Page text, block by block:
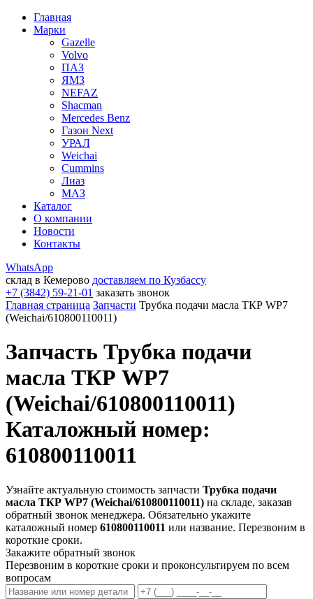
Главная
Марки
Gazelle
Volvo
ПАЗ
ЯМЗ
NEFAZ
Shacman
Mercedes Benz
Газон Next
УРАЛ
Weichai
Cummins
Лиаз
МАЗ
Каталог
О компании
Новости
Контакты
WhatsApp
склад в Кемерово доставляем по Кузбассу
+7 (3842) 59-21-01 заказать звонок
Главная страница Запчасти Трубка подачи масла ТКР WP7
(Weichai/610800110011)
Запчасть Трубка подачи
масла ТКР WP7
(Weichai/610800110011)
Каталожный номер:
610800110011
Узнайте актуальную стоимость запчасти Трубка подачи
масла ТКР WP7 (Weichai/610800110011) на складе, заказав
обратный звонок менеджера. Обязательно укажите
каталожный номер 610800110011 или название. Перезвоним в
короткие сроки.
Закажите обратный звонок
Перезвоним в короткие сроки и проконсультируем по всем
вопросам